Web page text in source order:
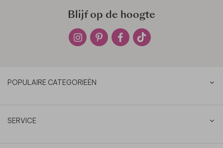
Blijf op de hoogte
POPULAIRE CATEGORIEËN
SERVICE